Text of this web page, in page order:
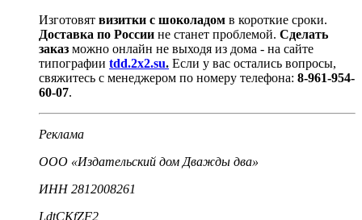
Изготовят визитки с шоколадом в короткие сроки.
Доставка по России не станет проблемой. Сделать
заказ можно онлайн не выходя из дома - на сайте
типографии tdd.2x2.su. Если у вас остались вопросы,
свяжитесь с менеджером по номеру телефона: 8-961-954-
60-07.
Реклама
ООО «Издательский дом Дважды два»
ИНН 2812008261
LdtCKfZF2